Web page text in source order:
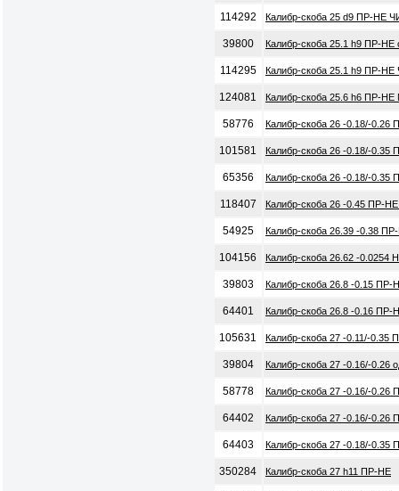
114292 Калибр-скоба 25 d9 ПР-НЕ
39800 Калибр-скоба 25.1 h9 ПР-НЕ
114295 Калибр-скоба 25.1 h9 ПР-НЕ
124081 Калибр-скоба 25.6 h6 ПР-
58776 Калибр-скоба 26 -0.18/-0.26
101581 Калибр-скоба 26 -0.18/-
65356 Калибр-скоба 26 -0.18/-
118407 Калибр-скоба 26 -0.45 ПР-
54925 Калибр-скоба 26.39 -0.38
104156 Калибр-скоба 26.62 -0.0254
39803 Калибр-скоба 26.8 -0.15 ПР-
64401 Калибр-скоба 26.8 -0.16
105631 Калибр-скоба 27 -0.11/-0.35
39804 Калибр-скоба 27 -0.16/-0.26
58778 Калибр-скоба 27 -0.16/-0.26
64402 Калибр-скоба 27 -0.16/-
64403 Калибр-скоба 27 -0.18/-
350284 Калибр-скоба 27 h11 ПР-НЕ